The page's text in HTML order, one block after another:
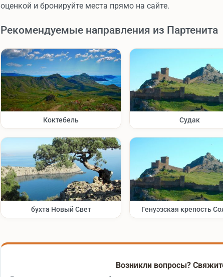
оценкой и бронируйте места прямо на сайте.
Рекомендуемые направления из Партенита
Коктебель Судак
бухта Новый Свет Генуэзская крепость
Возникли вопросы?